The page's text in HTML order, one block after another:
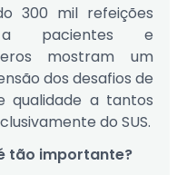
300 mil refeições
a pacientes e
mostram um
dos desafios de
qualidade a tantos
do SUS.
tão importante?